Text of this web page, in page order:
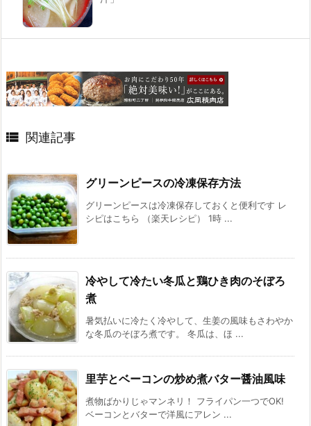
 関連記事
グリーンピースの冷凍保存方法
グリーンピースは冷凍保存しておくと便利です レ
シピはこちら （楽天レシピ） 1時 ...
冷やして冷たい冬瓜と鶏ひき肉のそぼろ
煮
暑気払いに冷たく冷やして、生姜の風味もさわやか
な冬瓜のそぼろ煮です。 冬瓜は、ほ ...
里芋とベーコンの炒め煮バター醤油風味
煮物ばかりじゃマンネリ！ フライパン一つでOK!
ベーコンとバターで洋風にアレン ...